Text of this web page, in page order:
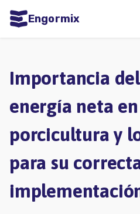
Engormix
Agricultura
Balanceados
Avicultura
Ganadería
Importancia
energía neta
porcicultura y
para su